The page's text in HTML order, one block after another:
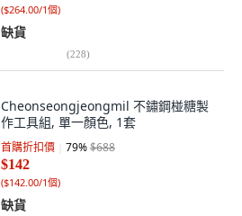
($264.00/1個)
缺貨
(228)
Cheonseongjeongmil 不鏽鋼椪糖製
作工具組, 單一顏色, 1套
首購折扣價 79%$688
$142
($142.00/1個)
缺貨